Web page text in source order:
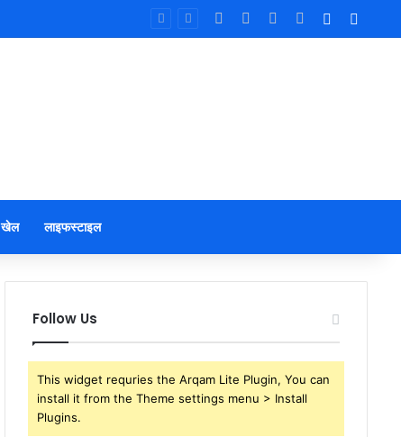
Facebook YouTubeInstagram
Log In
खेल लाइफस्टाइल
Follow Us
This widget requries the Arqam Lite Plugin, You can
install it from the Theme settings menu > Install
Plugins.